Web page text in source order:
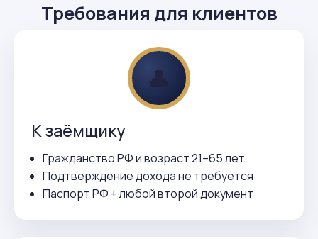
Требования для клиентов
👤
К заёмщику
Гражданство РФ и возраст 21–65 лет
Подтверждение дохода не требуется
Паспорт РФ + любой второй документ